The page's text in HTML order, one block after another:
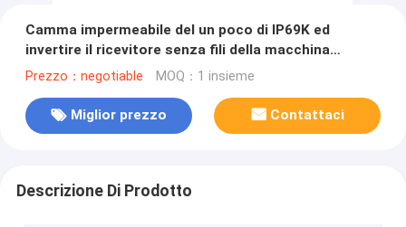
Camma impermeabile del un poco di IP69K ed
invertire il ricevitore senza fili della macchina
fotografica AHD
Prezzo：negotiable MOQ：1 insieme
Miglior prezzo Contattaci
Descrizione Di Prodotto